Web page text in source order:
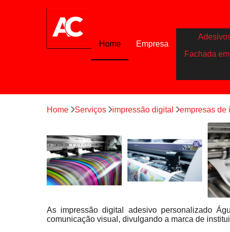
Home Empresa
Fachada
Home Serviços impressão digital empresas de
As impressão digital adesivo personalizado
comunicação visual, divulgando a marca de